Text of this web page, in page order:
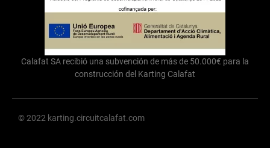
Calafat SA recibió una subvención de más de 50.000€ para la
construcción del Karting Calafat
© 2022 karting.circuitcalafat.com